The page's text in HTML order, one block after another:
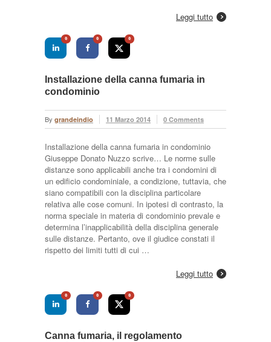
Leggi tutto
0 0 0
Installazione della canna fumaria in
condominio
By grandeindio 11 Marzo 2014 0 Comments
Installazione della canna fumaria in condominio
Giuseppe Donato Nuzzo scrive… Le norme sulle
distanze sono applicabili anche tra i condomini di
un edificio condominiale, a condizione, tuttavia, che
siano compatibili con la disciplina particolare
relativa alle cose comuni. In ipotesi di contrasto, la
norma speciale in materia di condominio prevale e
determina l’inapplicabilità della disciplina generale
sulle distanze. Pertanto, ove il giudice constati il
rispetto dei limiti tutti di cui …
Leggi tutto
0 0 0
Canna fumaria, il regolamento